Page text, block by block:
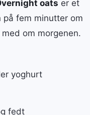
oats er et
på fem minutter om
om morgenen.
yoghurt
fedt